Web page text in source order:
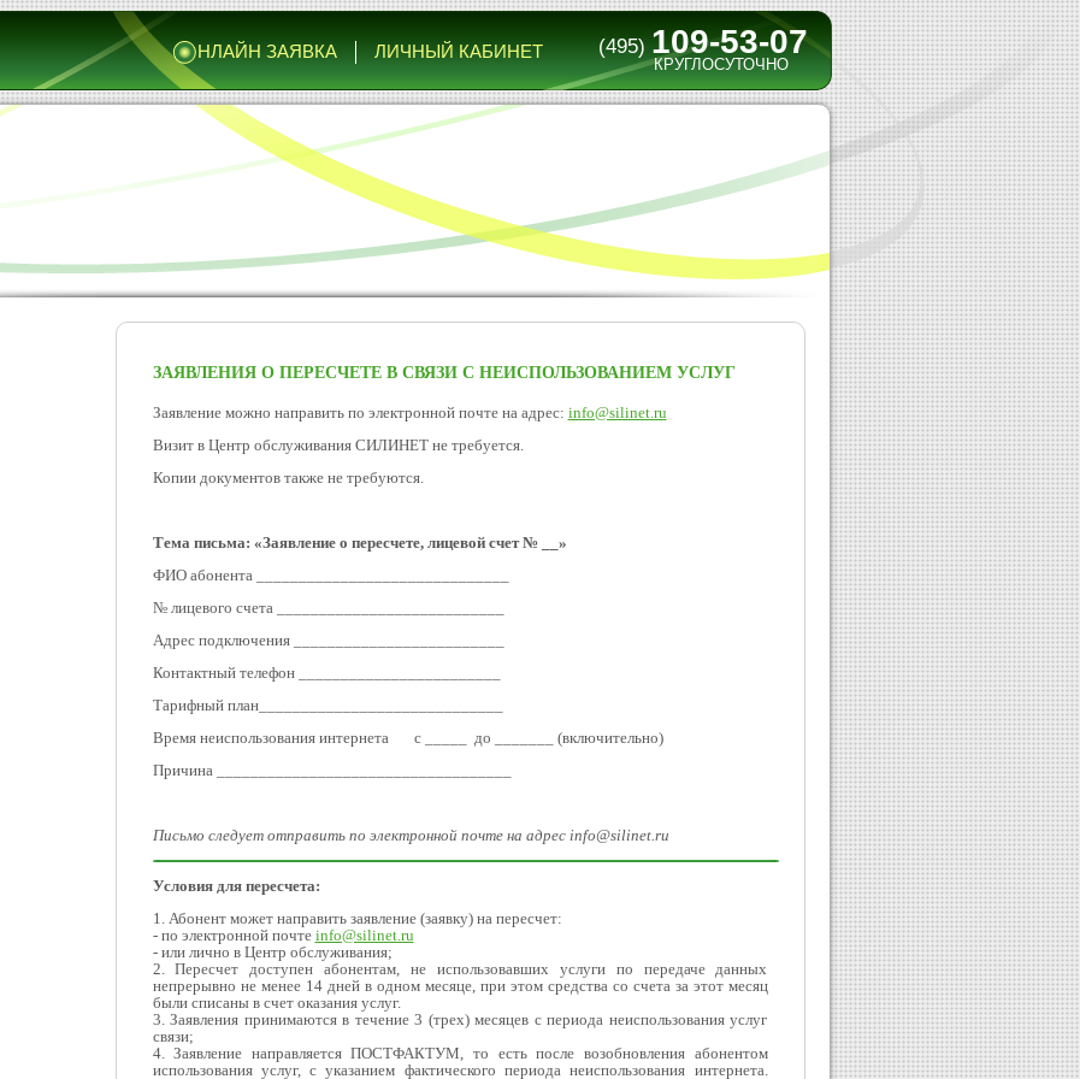
О
НЛАЙН ЗАЯВКА ЛИЧНЫЙ КАБИНЕТ (495) 109-53-07
КРУГЛОСУТОЧНО
ЗАЯВЛЕНИЯ О ПЕРЕСЧЕТЕ В СВЯЗИ С НЕИСПОЛЬЗОВАНИЕМ УСЛУГ
Заявление можно направить по электронной почте на адрес: info@silinet.ru
Визит в Центр обслуживания СИЛИНЕТ не требуется.
Копии документов также не требуются.
Тема письма: «Заявление о пересчете, лицевой счет № __»
ФИО абонента ______________________________
№ лицевого счета ___________________________
Адрес подключения _________________________
Контактный телефон ________________________
Тарифный план_____________________________
Время неиспользования интернета с _____ до _______ (включительно)
Причина ___________________________________
Письмо следует отправить по электронной почте на адрес info@silinet.ru
Условия для пересчета:
1. Абонент может направить заявление (заявку) на пересчет:
- по электронной почте info@silinet.ru
- или лично в Центр обслуживания;
2. Пересчет доступен абонентам, не использовавших услуги по передаче данных
непрерывно не менее 14 дней в одном месяце, при этом средства со счета за этот месяц
были списаны в счет оказания услуг.
3. Заявления принимаются в течение 3 (трех) месяцев с периода неиспользования услуг
связи;
4. Заявление направляется ПОСТФАКТУМ, то есть после возобновления абонентом
использования услуг, с указанием фактического периода неиспользования интернета.